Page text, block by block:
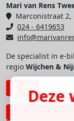
Mari van Rens
Marconistraat 2,
024 - 6419653
De specialist in e-
regio Wijchen &
Deze